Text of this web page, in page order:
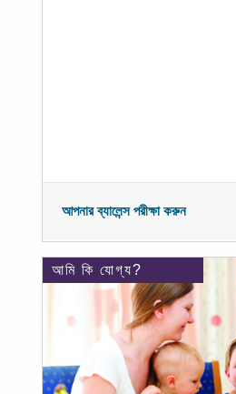
আপনার ব্যালেন্স পরীক্ষা করুন
আমি কি যোগ্য?